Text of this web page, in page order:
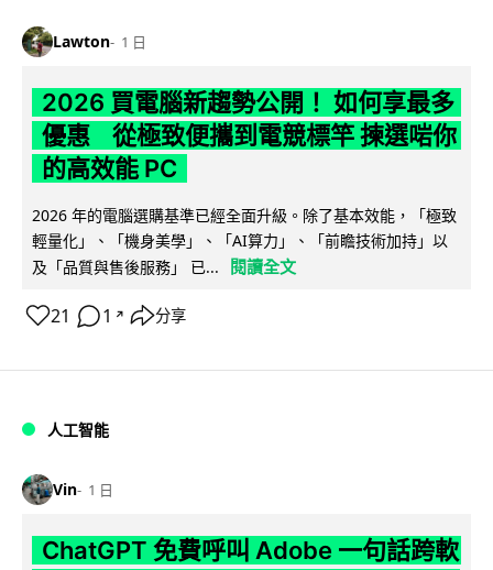
Lawton 1 日
2026 買電腦新趨勢公開！ 如何享最多
優惠 從極致便攜到電競標竿 揀選啱你
的高效能 PC
2026 年的電腦選購基準已經全面升級。除了基本效能，「極致
輕量化」、「機身美學」、「AI算力」、「前瞻技術加持」以
及「品質與售後服務」 已...
閱讀全文
21 1 ↗ 分享
人工智能
Vin 1 日
ChatGPT 免費呼叫 Adobe 一句話跨軟